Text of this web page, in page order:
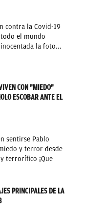
contra la Covid-19
el mundo
la foto...
CON "MIEDO"
ESCOBAR ANTE EL
sentirse Pablo
y terror desde
terrorífico ¡Que
PRINCIPALES DE LA